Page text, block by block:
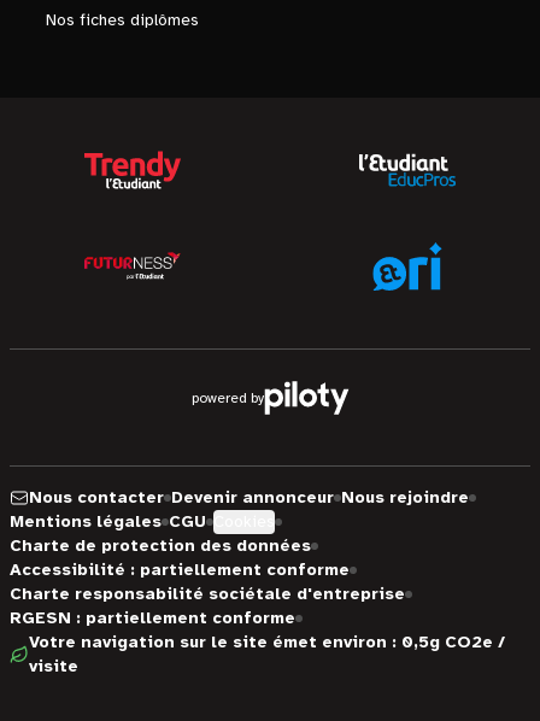
Nos fiches diplômes
powered by
Nous contacter Devenir annonceur Nous rejoindre
Mentions légales CGU
Charte de protection des données
Accessibilité : partiellement conforme
Charte responsabilité sociétale d'entreprise
RGESN : partiellement conforme
Votre navigation sur le site émet environ : 0,5g CO2e /
visite